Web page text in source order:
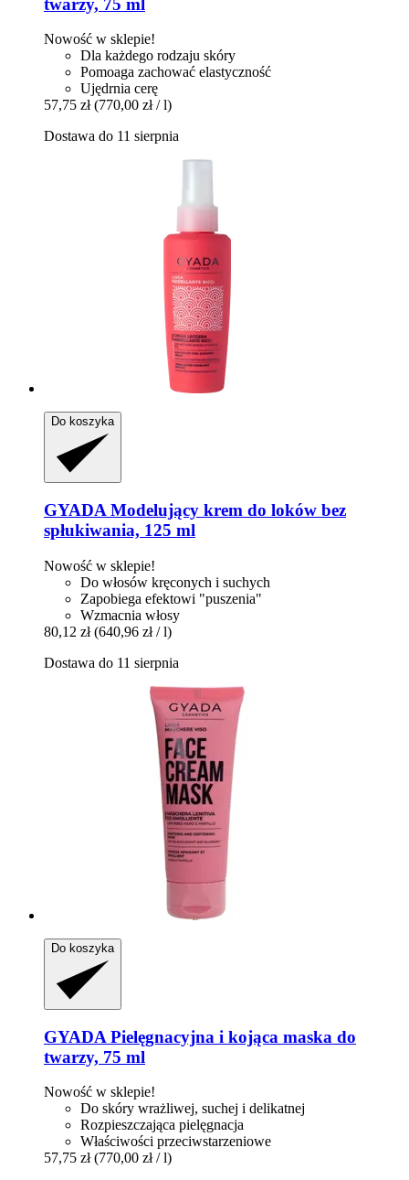
Nowość w sklepie!
Dla każdego rodzaju skóry
Pomoaga zachować elastyczność
Ujędrnia cerę
57,75 zł (770,00 zł / l)
Dostawa do 11 sierpnia
Do koszyka
GYADA Modelujący krem do loków bez
spłukiwania, 125 ml
Nowość w sklepie!
Do włosów kręconych i suchych
Zapobiega efektowi "puszenia"
Wzmacnia włosy
80,12 zł (640,96 zł / l)
Dostawa do 11 sierpnia
Do koszyka
GYADA Pielęgnacyjna i kojąca maska do
twarzy, 75 ml
Nowość w sklepie!
Do skóry wrażliwej, suchej i delikatnej
Rozpieszczająca pielęgnacja
Właściwości przeciwstarzeniowe
57,75 zł (770,00 zł / l)